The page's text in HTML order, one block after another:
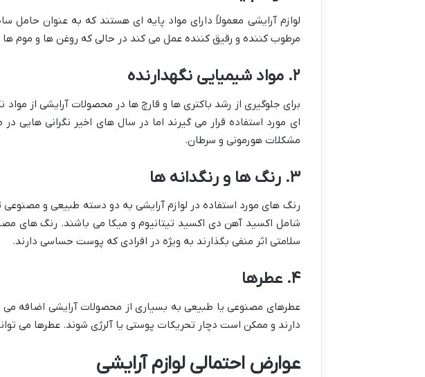
لوازم آرایشی معمولاً دارای مواد پایه ای هستند که به عنوان
مرطوب کننده و رقیق کننده عمل می کند در حالی که روغن ها و موم
۲. مواد شیمیایی نگهدارنده
برای جلوگیری از رشد باکتری ها و قارچ ها در محصولات آرایشی از
ای مورد استفاده قرار می گیرند اما در سال های اخیر نگرانی
مشکلات هورمونی و سرطان.
۳. رنگ ها و رنگدانه ها
رنگ های مورد استفاده در لوازم آرایشی به دو دسته طبیعی و
شامل اکسید آهن دی اکسید تیتانیوم و میکا می باشند. رنگ های
سلامتی اثر منفی بگذارند به ویژه در افرادی که پوست حساسی دارند.
۴. عطرها
عطرهای مصنوعی یا طبیعی به بسیاری از محصولات آرایشی اضافه می
دارند و ممکن است دچار تحریکات پوستی یا آلرژی شوند. عطرها می
عوارض احتمالی لوازم آرایشی